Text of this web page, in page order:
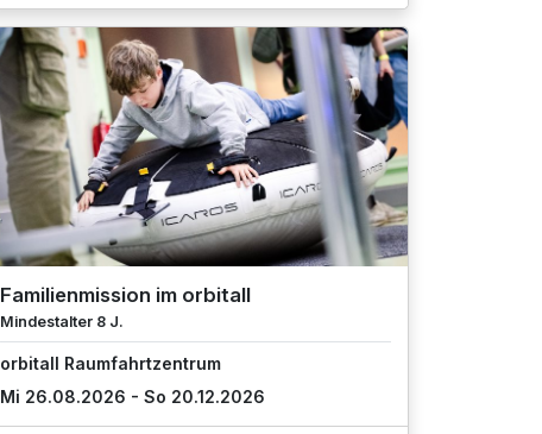
Familienmission im orbitall
Mindestalter 8 J.
orbitall Raumfahrtzentrum
Mi 26.08.2026 - So 20.12.2026